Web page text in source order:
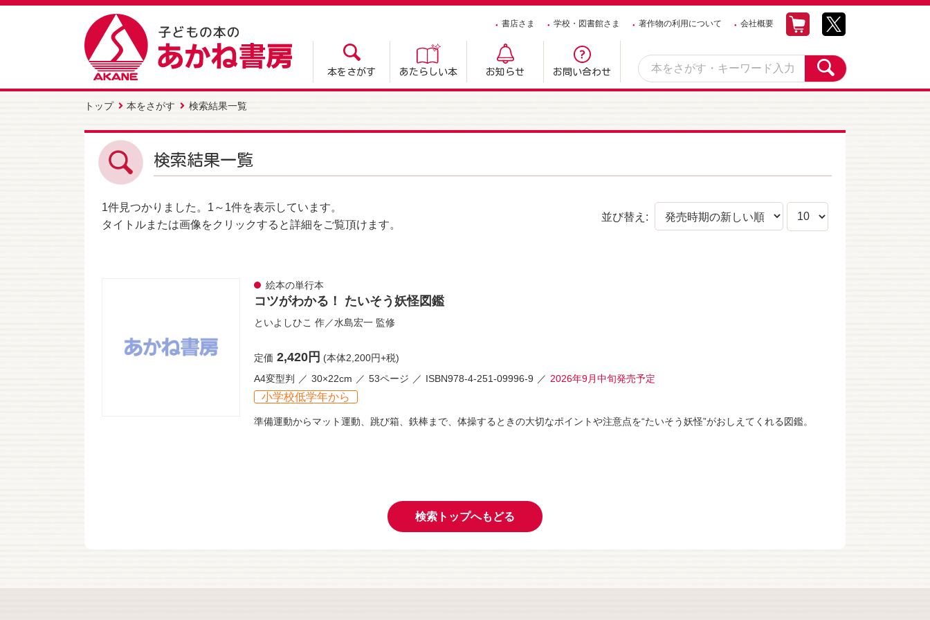
書店さま 学校・図書館さま 著作物の利用について 会社概要
本をさがす あたらしい本 お知らせ お問い合わせ
トップ 本をさがす 検索結果一覧
検索結果一覧
1件見つかりました。 1～1件を表示しています。
タイトルまたは画像をクリックすると詳細をご覧頂けます。
並び替え:
絵本の単行本
コツがわかる！ たいそう妖怪図鑑
といよしひこ 作／水島宏一 監修
定価 2,420円 (本体2,200円+税)
A4変型判
30×22cm 53ページ ISBN978-4-251-09996-9 2026年9月中旬発売予定
小学校低学年から
準備運動からマット運動、跳び箱、鉄棒まで、体操するときの大切なポイントや注意点を“たいそう妖怪”がおしえてくれる図鑑。
検索トップへもどる